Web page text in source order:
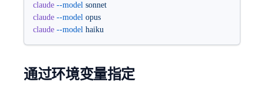
claude --model sonnet
claude --model opus
claude --model haiku
通过环境变量指定